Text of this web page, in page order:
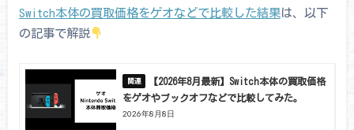
Switch本体の買取価格をゲオなどで比較した結果は、以下
の記事で解説
【2026年8月最新】Switch本体の買取価格
をゲオやブックオフなどで比較してみた。
2026年8月8日